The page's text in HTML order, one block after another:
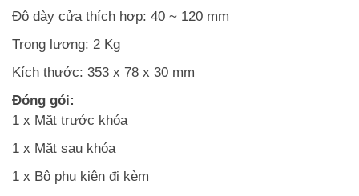
Độ dày cửa thích hợp: 40 ~ 120 mm
Trọng lượng: 2 Kg
Kích thước: 353 x 78 x 30 mm
Đóng gói:
1 x Mặt trước khóa
1 x Mặt sau khóa
1 x Bộ phụ kiện đi kèm